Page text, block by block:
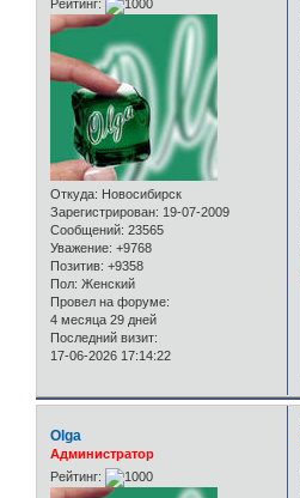
Рейтинг:
Откуда: Новосибирск
Зарегистрирован: 19-07-2009
Сообщений: 23565
Уважение: +9768
Позитив: +9358
Пол: Женский
Провел на форуме:
4 месяца 29 дней
Последний визит:
17-06-2026 17:14:22
Olga
Администратор
Рейтинг: